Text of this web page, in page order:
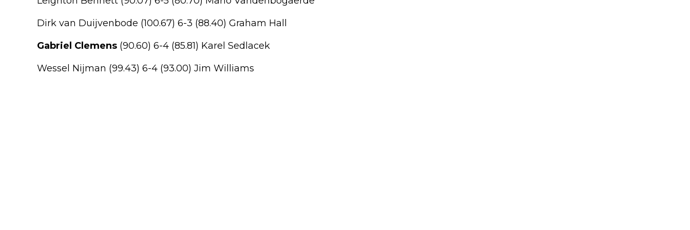
Dirk van Duijvenbode (100.67) 6-3 (88.40) Graham Hall
Gabriel Clemens (90.60) 6-4 (85.81) Karel Sedlacek
Wessel Nijman (99.43) 6-4 (93.00) Jim Williams